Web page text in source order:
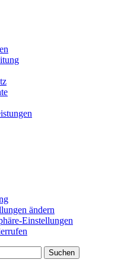
ändern
Einstellungen